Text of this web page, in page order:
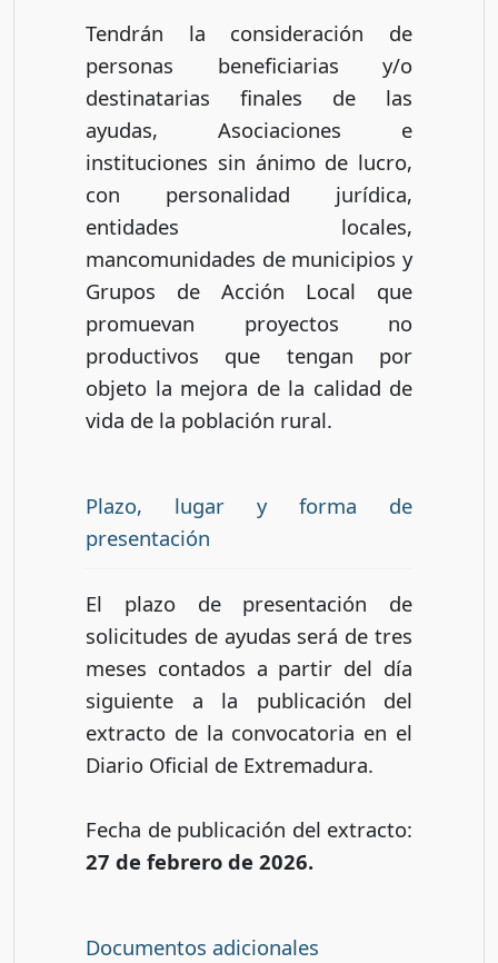
Tendrán la consideración de
personas beneficiarias y/o
destinatarias finales de las
ayudas, Asociaciones e
instituciones sin ánimo de lucro,
con personalidad jurídica,
entidades locales,
mancomunidades de municipios y
Grupos de Acción Local que
promuevan proyectos no
productivos que tengan por
objeto la mejora de la calidad de
vida de la población rural.
Plazo, lugar y forma de
presentación
El plazo de presentación de
solicitudes de ayudas será de tres
meses contados a partir del día
siguiente a la publicación del
extracto de la convocatoria en el
Diario Oficial de Extremadura.
Fecha de publicación del extracto:
27 de febrero de 2026.
Documentos adicionales